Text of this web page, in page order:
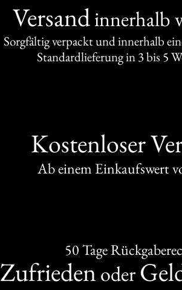
Versandinnerhalb
Sorgfältig verpackt und innerhalb
Standardlieferung in 3 bis 5
Kostenloser
Ab einem Einkaufswert
50 Tage
Zufrieden oder